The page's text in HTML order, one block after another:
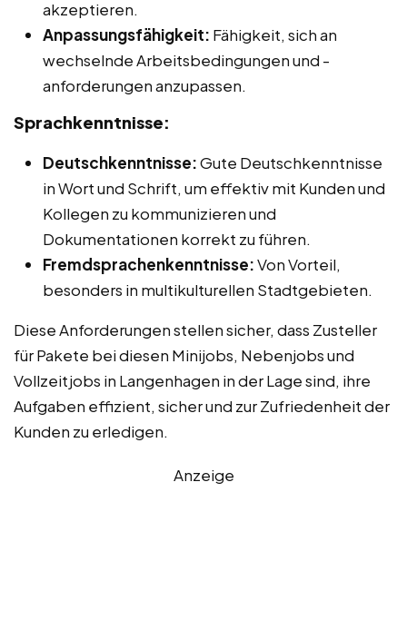
akzeptieren.
Anpassungsfähigkeit: Fähigkeit, sich an
wechselnde Arbeitsbedingungen und -
anforderungen anzupassen.
Sprachkenntnisse:
Deutschkenntnisse:Gute Deutschkenntnisse
in Wort und Schrift, um effektiv mit Kunden und
Kollegen zu kommunizieren und
Dokumentationen korrekt zu führen.
Fremdsprachenkenntnisse:Von Vorteil,
besonders in multikulturellen Stadtgebieten.
Diese Anforderungen stellen sicher, dass Zusteller
für Pakete bei diesen Minijobs, Nebenjobs und
Vollzeitjobs in Langenhagen in der Lage sind, ihre
Aufgaben effizient, sicher und zur Zufriedenheit der
Kunden zu erledigen.
Anzeige